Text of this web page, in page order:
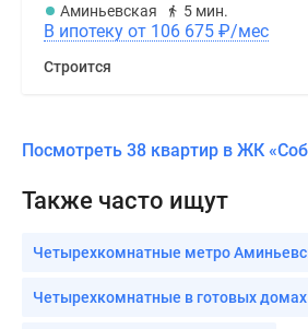
Аминьевская
5 мин.
В ипотеку от 106 675 ₽/мес
Строится
Посмотреть 38 квартир в ЖК
Также часто ищут
Четырехкомнатные метро
Четырехкомнатные в готовых домах